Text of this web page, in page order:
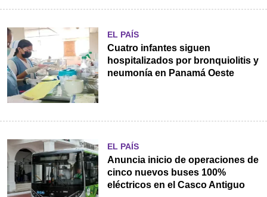
EL PAÍS
Cuatro infantes siguen
hospitalizados por bronquiolitis y
neumonía en Panamá Oeste
EL PAÍS
Anuncia inicio de operaciones de
cinco nuevos buses 100%
eléctricos en el Casco Antiguo